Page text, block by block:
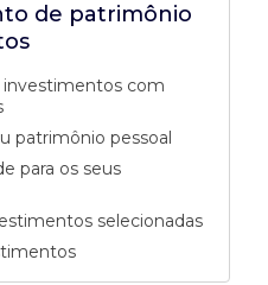
de patrimônio
investimentos com
patrimônio pessoal
para os seus
selecionadas